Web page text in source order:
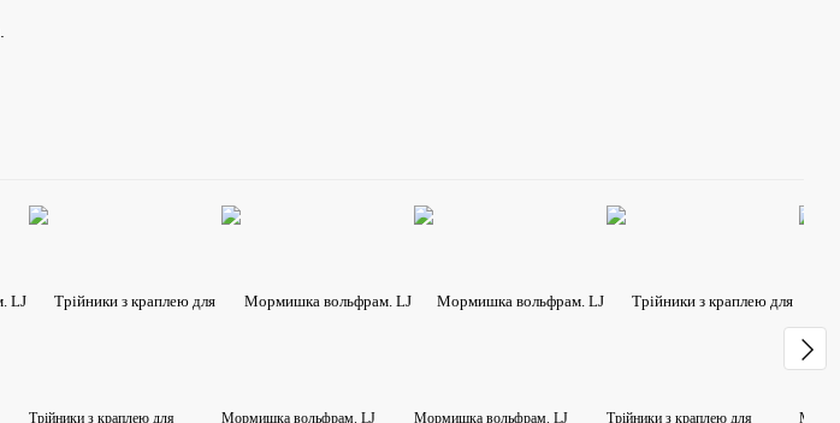
Трійники з краплею для
Мормишка вольфрам. LJ
Мормишка вольфрам. LJ
Трійники з краплею для